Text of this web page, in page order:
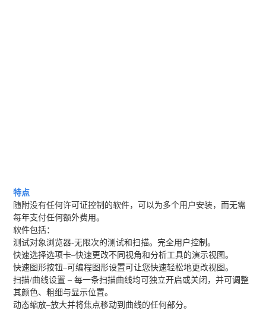
特点
随附没有任何许可证控制的软件，可以为多个用户安装，而无需
每年支付任何额外费用。
软件包括：
测试对象浏览器-无限次的测试和扫描。完全用户控制。
快速选择选项卡–快速更改不同视角和分析工具的演示视图。
快速图形按钮–可编程图形设置可让您快速轻松地更改视图。
扫描/曲线设置 – 每一条扫描曲线均可独立开启或关闭，并可调整
其颜色、粗细与显示位置。
动态缩放–放大并将焦点移动到曲线的任何部分。